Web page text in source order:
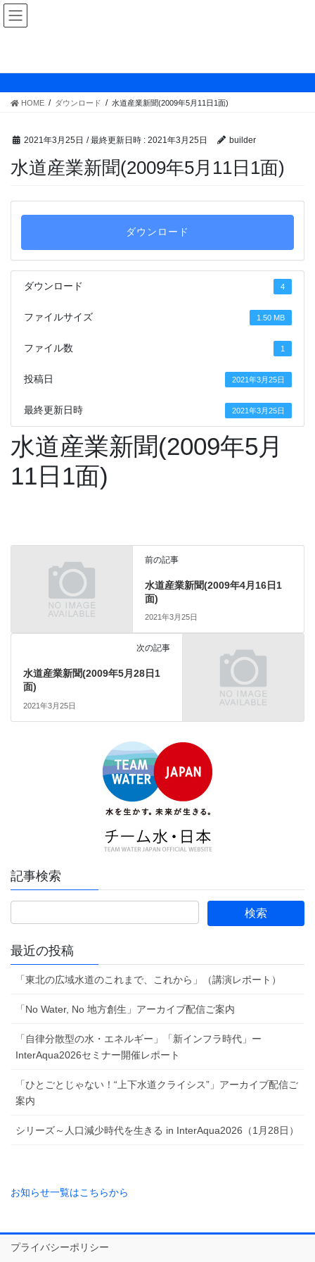
コ
ン
ス
ナ
ビ
ン
HOME ダウンロード 水道産業新聞(2009年5月11日1面)
2021年3月25日 / 最終更新日時 : 2021年3月25日 builder
水道産業新聞(2009年5月11日1面)
ダウンロード
ダウンロード 4
ファイルサイズ 1.50 MB
ファイル数 1
投稿日 2021年3月25日
最終更新日時 2021年3月25日
水道産業新聞(2009年5月
11日1面)
前の記事
水道産業新聞(2009年4月16日1
面)
2021年3月25日
次の記事
水道産業新聞(2009年5月28日1
面)
2021年3月25日
記事検索
最近の投稿
「東北の広域水道のこれまで、これから」（講演レポート）
「No Water, No 地方創生」アーカイブ配信ご案内
「自律分散型の水・エネルギー」「新インフラ時代」ー
InterAqua2026セミナー開催レポート
「ひとごとじゃない！“上下水道クライシス”」アーカイブ配信ご
案内
シリーズ～人口減少時代を生きる in InterAqua2026（1月28日）
お知らせ一覧はこちらから
プライバシーポリシー